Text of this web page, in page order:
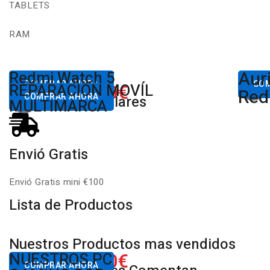
TABLETS
RAM
Desde80,00€
COMPRAR AHORA
Redmi Watch 5
Xiaomi
Desde650.00€
COMPRAR AHORA
REPARACIÓN MOVÍL
MULTIMARCA
Productos Populares
Envió Gratis
Envió Gratis mini €100
Lista de Productos
Nuestros Productos mas vendidos
Desde650.00€
COMPRAR AHORA
NUESTROS PC